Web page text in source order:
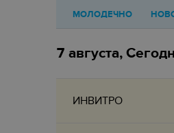
МОЛОДЕЧНО
7 августа,
ИНВИТРО